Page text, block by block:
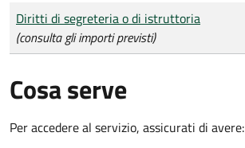
Tipo di pagamento
Importo
Diritti di segreteria o di istruttoria
(consulta gli importi previsti)
Cosa serve
Per accedere al servizio, assicurati di avere: